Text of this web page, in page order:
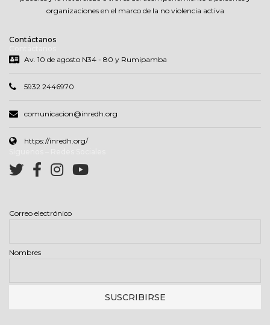
organizaciones en el marco de la no violencia activa
Contáctanos
Av. 10 de agosto N34 - 80 y Rumipamba
5932 2446970
comunicacion@inredh.org
https://inredh.org/
Correo electrónico
Nombres